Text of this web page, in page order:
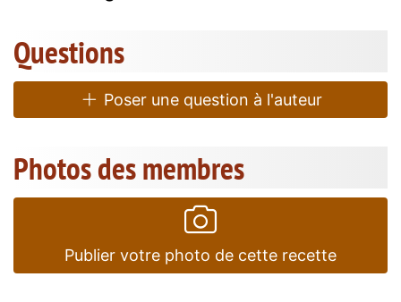
Questions
Poser une question à l'auteur
Photos des membres
Publier votre photo de cette recette